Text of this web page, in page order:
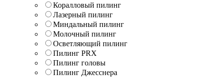
Коралловый пилинг
Лазерный пилинг
Миндальный пилинг
Молочный пилинг
Осветляющий пилинг
Пилинг PRX
Пилинг головы
Пилинг Джесснера